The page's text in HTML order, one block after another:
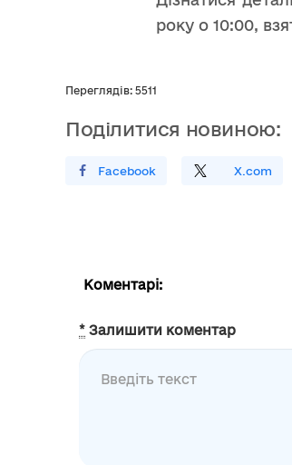
року о 10:00,
Переглядів: 5511
Поділитися новиною:
Поширити У FacebookПоділитись X.com
Коментарі:
* Залишити коментар